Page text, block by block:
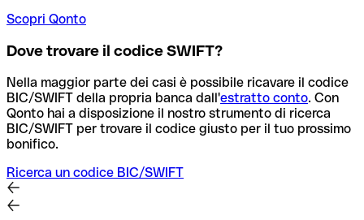
Scopri Qonto
Dove trovare il codice SWIFT?
Nella maggior parte dei casi è possibile ricavare il codice
BIC/SWIFT della propria banca dall'estratto conto. Con
Qonto hai a disposizione il nostro strumento di ricerca
BIC/SWIFT per trovare il codice giusto per il tuo prossimo
bonifico.
Ricerca un codice BIC/SWIFT